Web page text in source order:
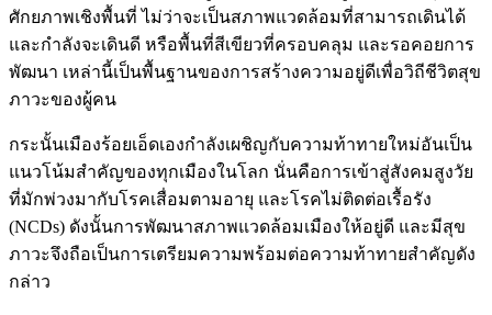
ศักยภาพเชิงพื้นที่ ไม่ว่าจะเป็นสภาพแวดล้อมที่สามารถเดินได้
และกำลังจะเดินดี หรือพื้นที่สีเขียวที่ครอบคลุม และรอคอยการ
พัฒนา เหล่านี้เป็นพื้นฐานของการสร้างความอยู่ดีเพื่อวิถีชีวิตสุข
ภาวะของผู้คน
กระนั้นเมืองร้อยเอ็ดเองกำลังเผชิญกับความท้าทายใหม่อันเป็น
แนวโน้มสำคัญของทุกเมืองในโลก นั่นคือการเข้าสู่สังคมสูงวัย
ที่มักพ่วงมากับโรคเสื่อมตามอายุ และโรคไม่ติดต่อเรื้อรัง
(NCDs) ดังนั้นการพัฒนาสภาพแวดล้อมเมืองให้อยู่ดี และมีสุข
ภาวะจึงถือเป็นการเตรียมความพร้อมต่อความท้าทายสำคัญดัง
กล่าว